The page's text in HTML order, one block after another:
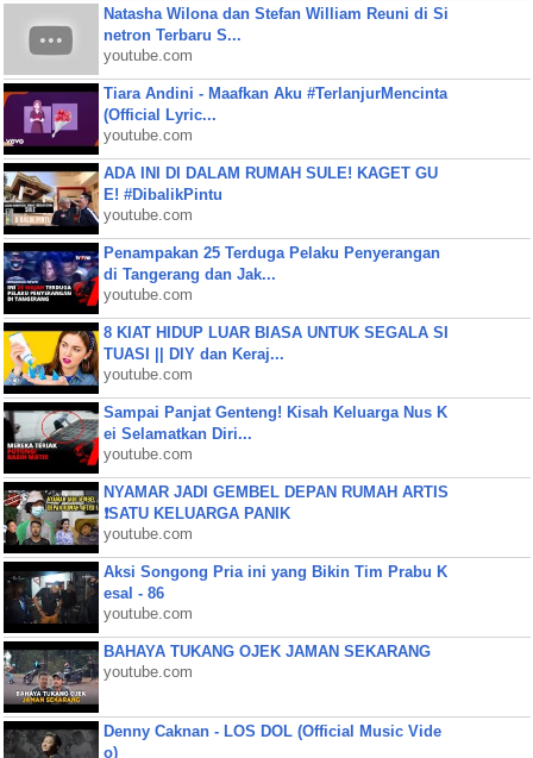
Natasha Wilona dan Stefan William Reuni di Si
netron Terbaru S...
youtube.com
Tiara Andini - Maafkan Aku #TerlanjurMencinta
(Official Lyric...
youtube.com
ADA INI DI DALAM RUMAH SULE! KAGET GU
E! #DibalikPintu
youtube.com
Penampakan 25 Terduga Pelaku Penyerangan
di Tangerang dan Jak...
youtube.com
8 KIAT HIDUP LUAR BIASA UNTUK SEGALA SI
TUASI || DIY dan Keraj...
youtube.com
Sampai Panjat Genteng! Kisah Keluarga Nus K
ei Selamatkan Diri...
youtube.com
NYAMAR JADI GEMBEL DEPAN RUMAH ARTIS
❗SATU KELUARGA PANIK
youtube.com
Aksi Songong Pria ini yang Bikin Tim Prabu K
esal - 86
youtube.com
BAHAYA TUKANG OJEK JAMAN SEKARANG
youtube.com
Denny Caknan - LOS DOL (Official Music Vide
o)